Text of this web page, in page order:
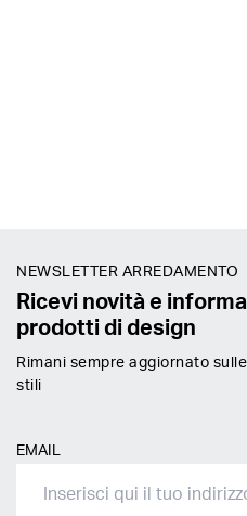
NEWSLETTER ARREDAMENTO
Ricevi novità e
prodotti di design
Rimani sempre aggiornato
stili
EMAIL